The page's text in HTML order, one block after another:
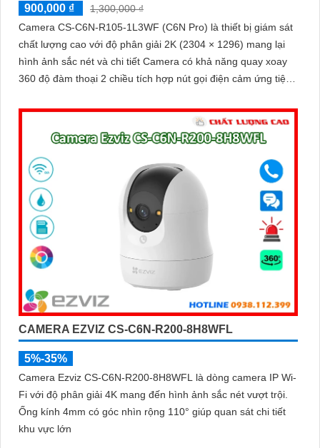
900,000 ₫
1,300,000 ₫
Camera CS-C6N-R105-1L3WF (C6N Pro) là thiết bị giám sát
chất lượng cao với độ phân giải 2K (2304 × 1296) mang lại
hình ảnh sắc nét và chi tiết Camera có khả năng quay xoay
360 độ đàm thoại 2 chiều tích hợp nút gọi điện cảm ứng tiện
được trang bị công nghệ phát hiện chuyển động thông minh
tăng cường an ninh cho không gian của bạn. Loại Camera
quan sát Wifi Không Dây CS-C6N-R105-1L3WF 3
CAMERA EZVIZ CS-C6N-R200-8H8WFL
5%-35%
Camera Ezviz CS-C6N-R200-8H8WFL là dòng camera IP Wi-
Fi với độ phân giải 4K mang đến hình ảnh sắc nét vượt trội.
Ống kính 4mm có góc nhìn rộng 110° giúp quan sát chi tiết
khu vực lớn